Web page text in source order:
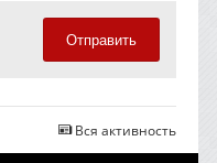
Отправить
Вся активность